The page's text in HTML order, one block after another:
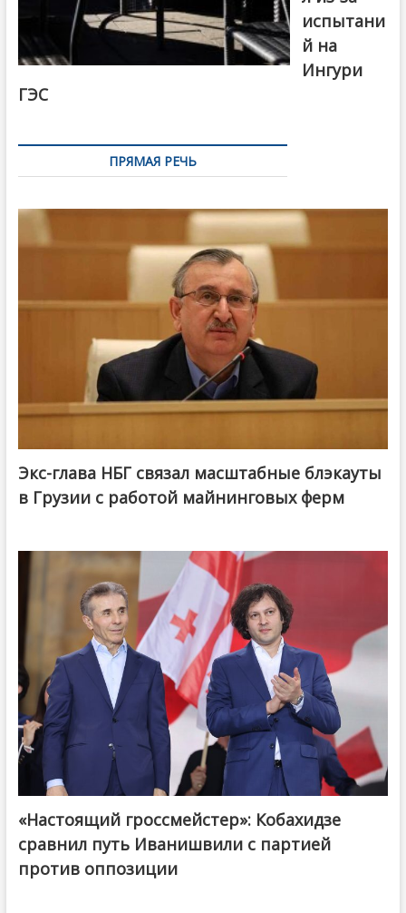
испытани
й на
Ингури
ГЭС
ПРЯМАЯ РЕЧЬ
Экс-глава НБГ связал масштабные блэкауты
в Грузии с работой майнинговых ферм
@ქართული ოცნება / Georgian Dream
«Настоящий гроссмейстер»: Кобахидзе
сравнил путь Иванишвили с партией
против оппозиции